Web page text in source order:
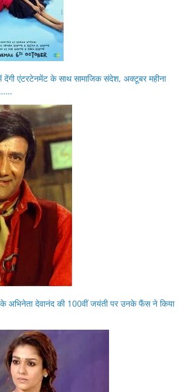
देंगी एंटरटेनमेंट के साथ सामाजिक संदेश, अक्टूबर महीना
के अभिनेता देवानंद की 100वीं जयंती पर उनके फैंस ने किया